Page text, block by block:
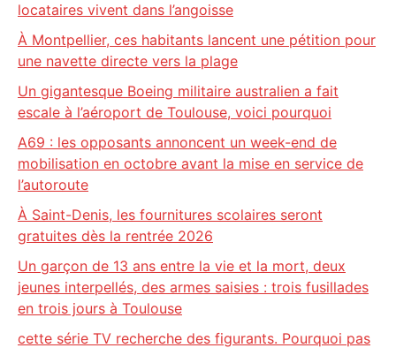
locataires vivent dans l’angoisse
À Montpellier, ces habitants lancent une pétition pour
une navette directe vers la plage
Un gigantesque Boeing militaire australien a fait
escale à l’aéroport de Toulouse, voici pourquoi
A69 : les opposants annoncent un week-end de
mobilisation en octobre avant la mise en service de
l’autoroute
À Saint-Denis, les fournitures scolaires seront
gratuites dès la rentrée 2026
Un garçon de 13 ans entre la vie et la mort, deux
jeunes interpellés, des armes saisies : trois fusillades
en trois jours à Toulouse
cette série TV recherche des figurants. Pourquoi pas